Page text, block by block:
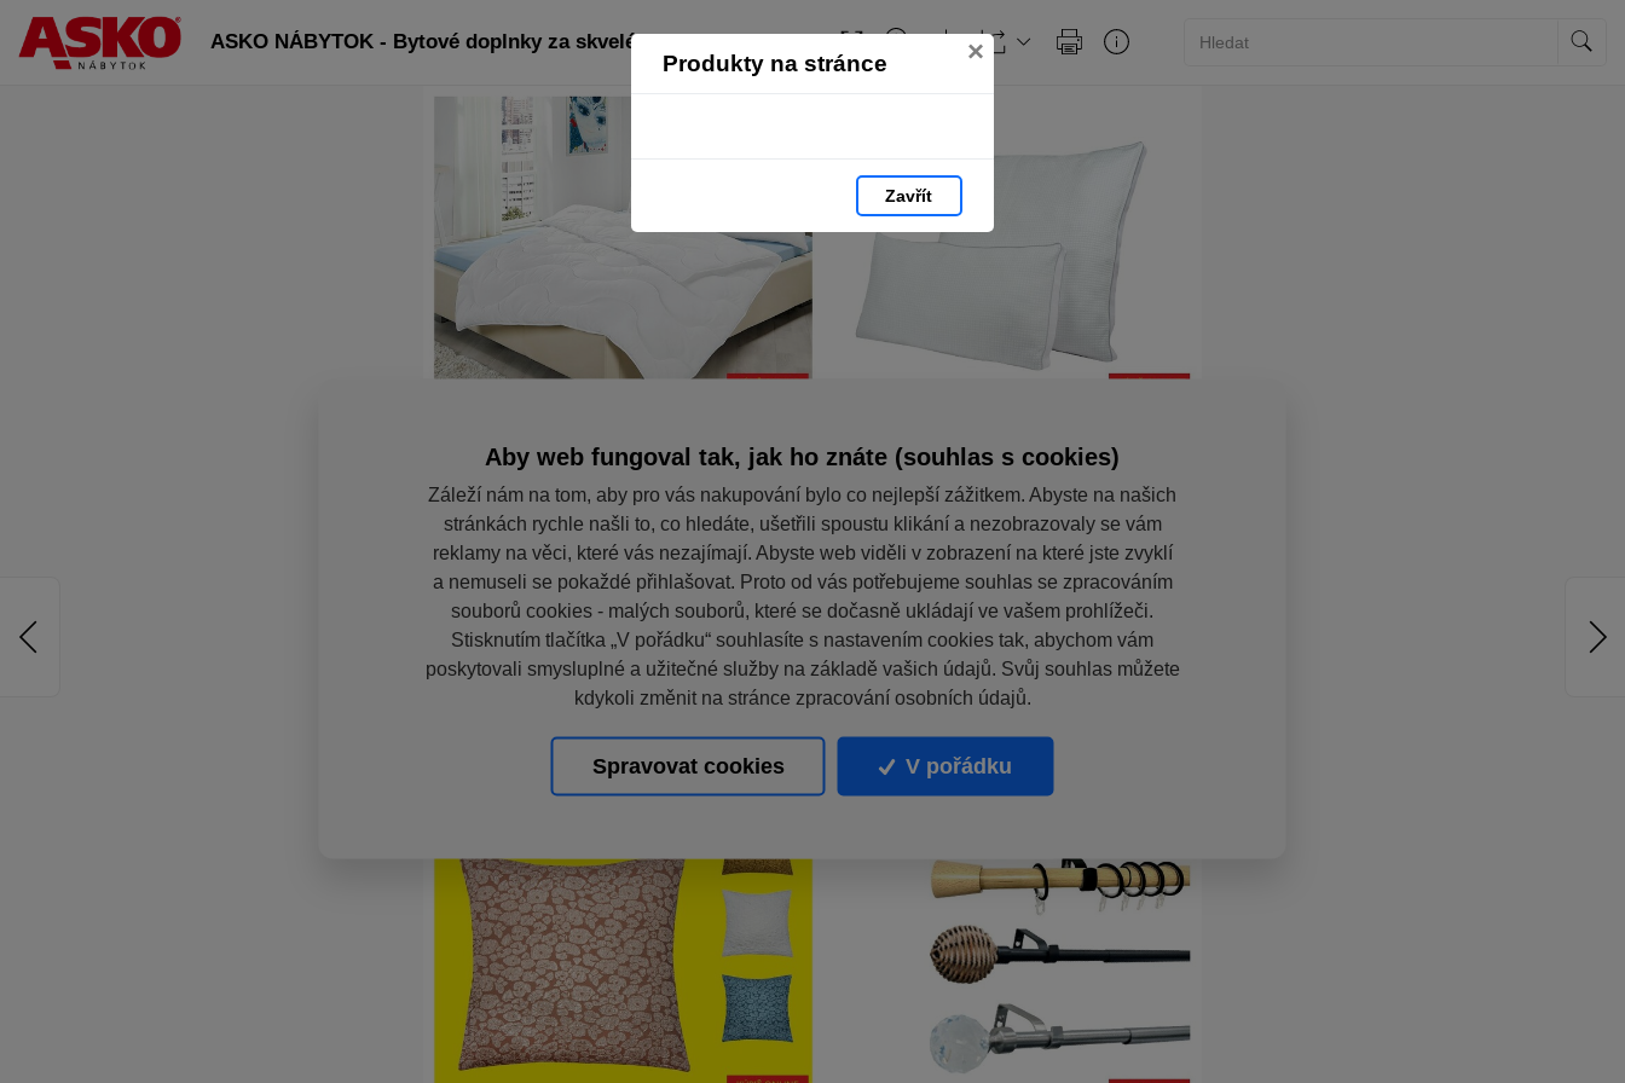
Produkty na stránce ×
Zavřít
ASKO NÁBYTOK - Bytové doplnky za skvelé ceny
Aby web fungoval tak, jak ho znáte (souhlas s cookies)
Záleží nám na tom, aby pro vás nakupování bylo co nejlepší zážitkem. Abyste na našich
stránkách rychle našli to, co hledáte, ušetřili spoustu klikání a nezobrazovaly se vám
reklamy na věci, které vás nezajímají. Abyste web viděli v zobrazení na které jste zvyklí
a nemuseli se pokaždé přihlašovat. Proto od vás potřebujeme souhlas se zpracováním
souborů cookies - malých souborů, které se dočasně ukládají ve vašem prohlížeči.
Stisknutím tlačítka „V pořádku“ souhlasíte s nastavením cookies tak, abychom vám
poskytovali smysluplné a užitečné služby na základě vašich údajů. Svůj souhlas můžete
kdykoli změnit na stránce zpracování osobních údajů.
Spravovat cookies V pořádku